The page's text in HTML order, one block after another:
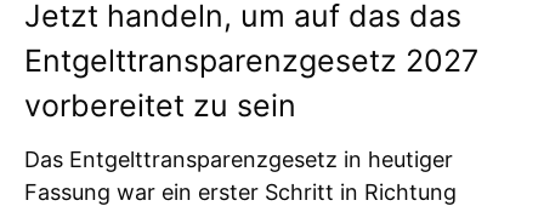
Jetzt handeln, um auf das das
Entgelttransparenzgesetz 2027
vorbereitet zu sein
Das Entgelttransparenzgesetz in heutiger
Fassung war ein erster Schritt in Richtung